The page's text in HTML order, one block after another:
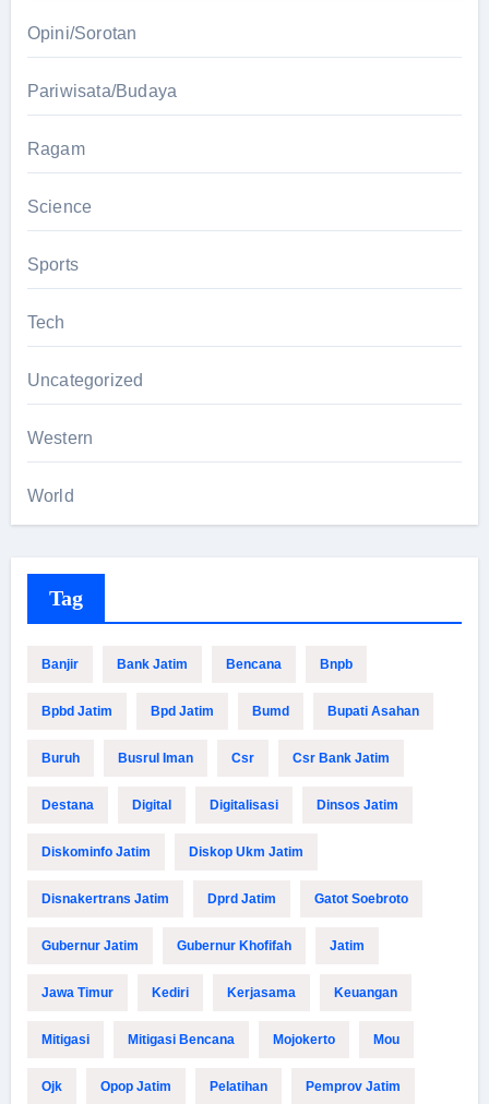
Opini/Sorotan
Pariwisata/Budaya
Ragam
Science
Sports
Tech
Uncategorized
Western
World
Tag
Banjir Bank Jatim Bencana Bnpb
Bpbd Jatim Bpd Jatim Bumd Bupati Asahan
Buruh Busrul Iman Csr Csr Bank Jatim
Destana Digital Digitalisasi Dinsos Jatim
Diskominfo Jatim Diskop Ukm Jatim
Disnakertrans Jatim Dprd Jatim Gatot Soebroto
Gubernur Jatim Gubernur Khofifah Jatim
Jawa Timur Kediri Kerjasama Keuangan
Mitigasi Mitigasi Bencana Mojokerto Mou
Ojk Opop Jatim Pelatihan Pemprov Jatim